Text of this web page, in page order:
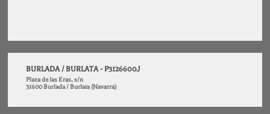
BURLADA / BURLATA - P3126600J
Plaza de las Eras, s/n
31600 Burlada / Burlata (Navarra)